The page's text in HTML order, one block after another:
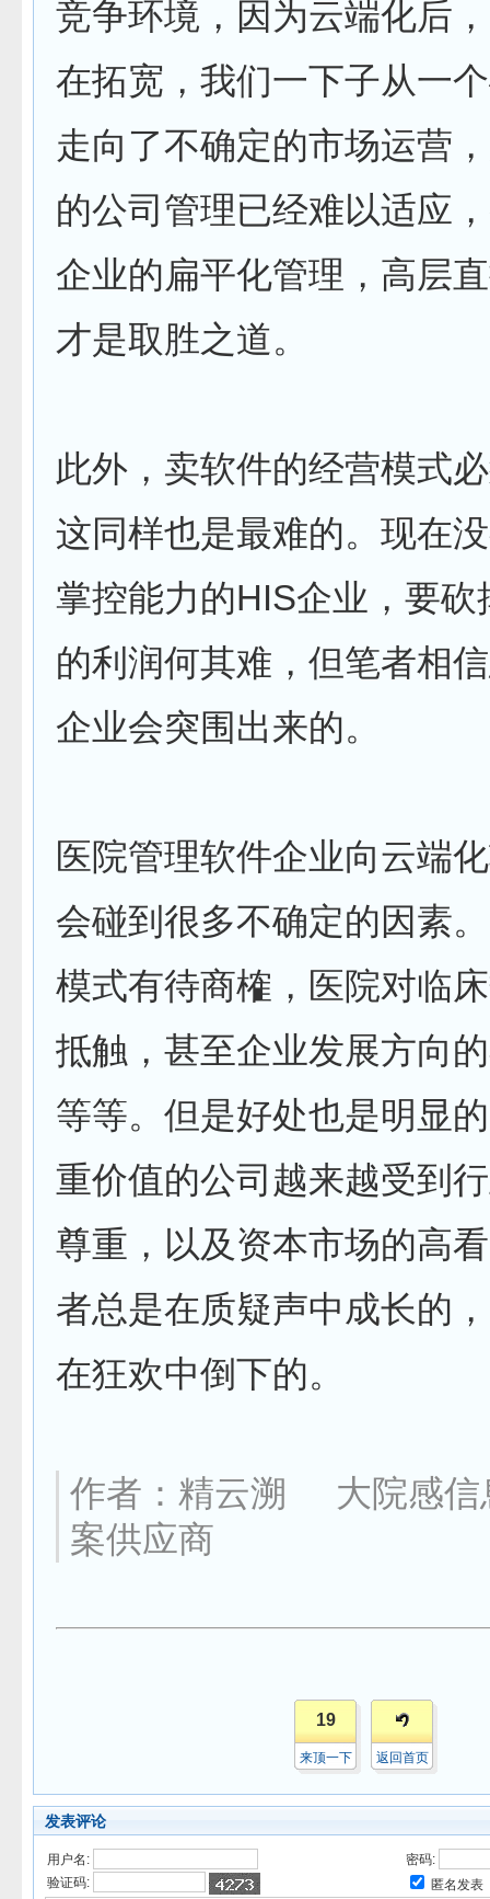
竞争环境，因为云端化后
在拓宽，我们一下子从一
走向了不确定的市场运营
的公司管理已经难以适应
企业的扁平化管理，高层
才是取胜之道。
此外，卖软件的经营模式
这同样也是最难的。现在
掌控能力的HIS企业，要砍
的利润何其难，但笔者相
企业会突围出来的。
医院管理软件企业向云端
会碰到很多不确定的因素
模式有待商榷，医院对临
抵触，甚至企业发展方向
等等。但是好处也是明显
重价值的公司越来越受到
尊重，以及资本市场的高
者总是在质疑声中成长的
在狂欢中倒下的。
作者： 精云溯 大院感
案供应商
19
来顶一下 返回首页
发表评论
用户名:
密码:
验证码:
匿名发表